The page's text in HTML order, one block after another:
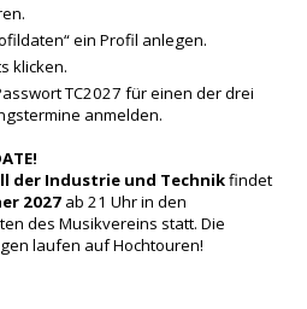
ein Profil anlegen.
klicken.
TC2027 für einen der drei
anmelden.
der Industrie und Technikfindet
2027 ab 21 Uhr in den
des Musikvereins statt. Die
laufen auf Hochtouren!